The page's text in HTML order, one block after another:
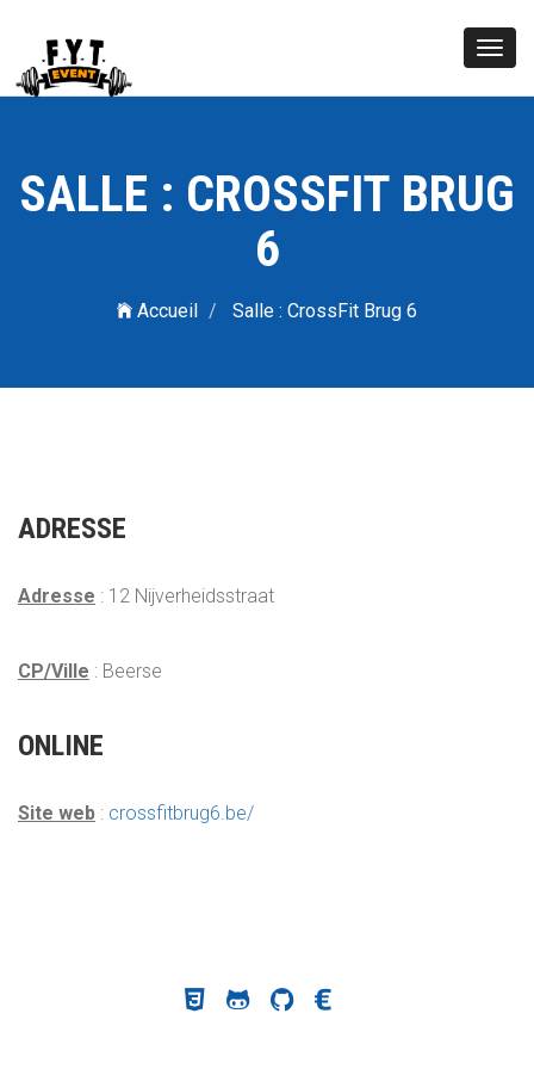
SALLE : CROSSFIT BRUG
6
Accueil Salle : CrossFit Brug 6
ADRESSE
Adresse : 12 Nijverheidsstraat
CP/Ville : Beerse
ONLINE
Site web : crossfitbrug6.be/